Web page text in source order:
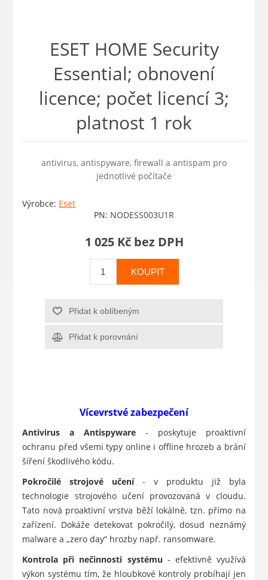
ESET HOME Security
Essential; obnovení
licence; počet licencí 3;
platnost 1 rok
antivirus, antispyware, firewall a antispam pro
jednotlivé počítače
Výrobce: Eset
PN: NODESS003U1R
1 025 Kč bez DPH
KOUPIT
Přidat k oblíbeným
Přidat k porovnání
Vícevrstvé zabezpečení
Antivirus a Antispyware - poskytuje proaktivní
ochranu před všemi typy online i offline hrozeb a brání
šíření škodlivého kódu.
Pokročilé strojové učení- v produktu již byla
technologie strojového učení provozovaná v cloudu.
Tato nová proaktivní vrstva běží lokálně, tzn. přímo na
zařízení. Dokáže detekovat pokročilý, dosud neznámý
malware a „zero day“ hrozby např. ransomware.
Kontrola při nečinnosti systému - efektivně využívá
výkon systému tím, že hloubkové kontroly probíhají jen